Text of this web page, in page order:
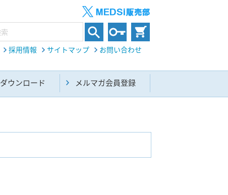
採用情報 サイトマップ お問い合わせ
ダウンロード メルマガ会員登録